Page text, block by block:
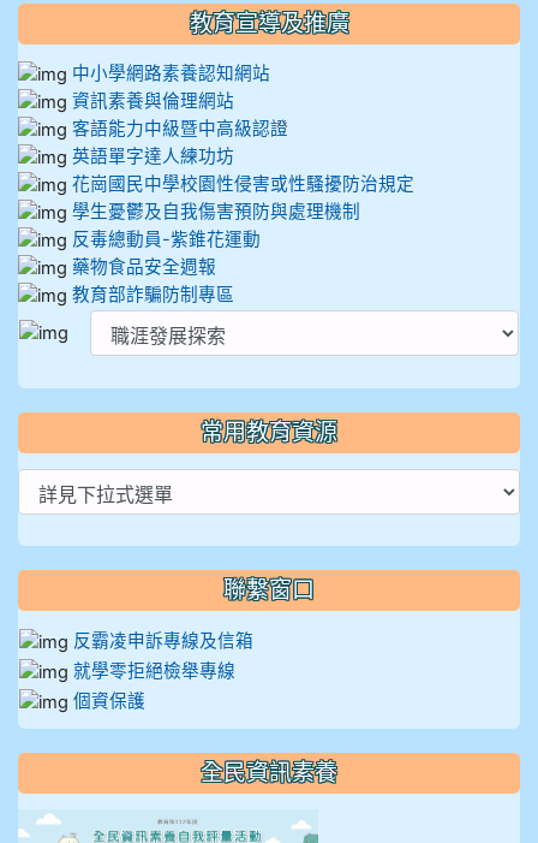
教育宣導及推廣
中小學網路素養認知網站
資訊素養與倫理網站
客語能力中級暨中高級認證
英語單字達人練功坊
花崗國民中學校園性侵害或性騷擾防治規定
學生憂鬱及自我傷害預防與處理機制
反毒總動員-紫錐花運動
藥物食品安全週報
教育部詐騙防制專區
常用教育資源
聯繫窗口
反霸凌申訴專線及信箱
就學零拒絕檢舉專線
個資保護
全民資訊素養